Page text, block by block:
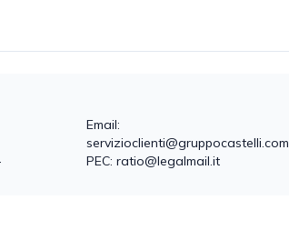
Email:
servizioclienti@gruppocastelli.com
PEC: ratio@legalmail.it